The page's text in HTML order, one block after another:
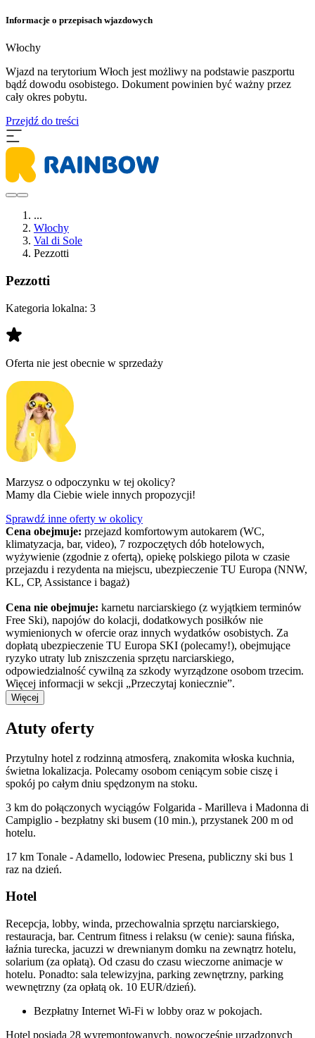
Informacje o przepisach wjazdowych
Włochy
Wjazd na terytorium Włoch jest możliwy na podstawie paszportu
bądź dowodu osobistego. Dokument powinien być ważny przez
cały okres pobytu.
Przejdź do treści
...
Włochy
Val di Sole
Pezzotti
Pezzotti
Kategoria lokalna: 3
Oferta nie jest obecnie w sprzedaży
Marzysz o odpoczynku w tej okolicy?
Mamy dla Ciebie wiele innych propozycji!
Sprawdź inne oferty w okolicy
Cena obejmuje: przejazd komfortowym autokarem (WC,
klimatyzacja, bar, video), 7 rozpoczętych dób hotelowych,
wyżywienie (zgodnie z ofertą), opiekę polskiego pilota w czasie
przejazdu i rezydenta na miejscu, ubezpieczenie TU Europa (NNW,
KL, CP, Assistance i bagaż)
Cena nie obejmuje: karnetu narciarskiego (z wyjątkiem terminów
Free Ski), napojów do kolacji, dodatkowych posiłków nie
wymienionych w ofercie oraz innych wydatków osobistych. Za
dopłatą ubezpieczenie TU Europa SKI (polecamy!), obejmujące
ryzyko utraty lub zniszczenia sprzętu narciarskiego,
odpowiedzialność cywilną za szkody wyrządzone osobom trzecim.
Więcej informacji w sekcji „Przeczytaj koniecznie”.
Więcej
Atuty oferty
Przytulny hotel z rodzinną atmosferą, znakomita włoska kuchnia,
świetna lokalizacja. Polecamy osobom ceniącym sobie ciszę i
spokój po całym dniu spędzonym na stoku.
3 km do połączonych wyciągów Folgarida - Marilleva i Madonna di
Campiglio - bezpłatny ski busem (10 min.), przystanek 200 m od
hotelu.
17 km Tonale - Adamello, lodowiec Presena, publiczny ski bus 1
raz na dzień.
Hotel
Recepcja, lobby, winda, przechowalnia sprzętu narciarskiego,
restauracja, bar. Centrum fitness i relaksu (w cenie): sauna fińska,
łaźnia turecka, jacuzzi w drewnianym domku na zewnątrz hotelu,
solarium (za opłatą). Od czasu do czasu wieczorne animacje w
hotelu. Ponadto: sala telewizyjna, parking zewnętrzny, parking
wewnętrzny (za opłatą ok. 10 EUR/dzień).
Bezpłatny Internet Wi-Fi w lobby oraz w pokojach.
Hotel posiada 28 wyremontowanych, nowocześnie urządzonych